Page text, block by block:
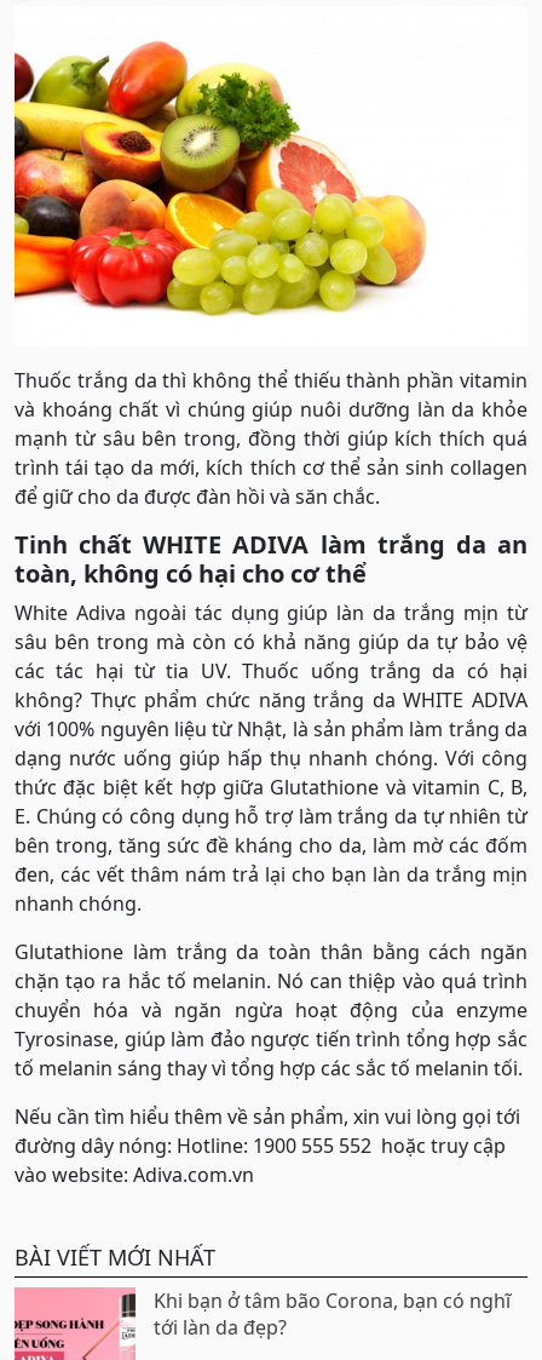
Thuốc trắng da thì không thể thiếu thành phần vitamin
và khoáng chất vì chúng giúp nuôi dưỡng làn da khỏe
mạnh từ sâu bên trong, đồng thời giúp kích thích quá
trình tái tạo da mới, kích thích cơ thể sản sinh collagen
để giữ cho da được đàn hồi và săn chắc.
Tinh chất WHITE ADIVA làm trắng da an
toàn, không có hại cho cơ thể
White Adiva ngoài tác dụng giúp làn da trắng mịn từ
sâu bên trong mà còn có khả năng giúp da tự bảo vệ
các tác hại từ tia UV. Thuốc uống trắng da có hại
không? Thực phẩm chức năng trắng da WHITE ADIVA
với 100% nguyên liệu từ Nhật, là sản phẩm làm trắng da
dạng nước uống giúp hấp thụ nhanh chóng. Với công
thức đặc biệt kết hợp giữa Glutathione và vitamin C, B,
E. Chúng có công dụng hỗ trợ làm trắng da tự nhiên từ
bên trong, tăng sức đề kháng cho da, làm mờ các đốm
đen, các vết thâm nám trả lại cho bạn làn da trắng mịn
nhanh chóng.
Glutathione làm trắng da toàn thân bằng cách ngăn
chặn tạo ra hắc tố melanin. Nó can thiệp vào quá trình
chuyển hóa và ngăn ngừa hoạt động của enzyme
Tyrosinase, giúp làm đảo ngược tiến trình tổng hợp sắc
tố melanin sáng thay vì tổng hợp các sắc tố melanin tối.
Nếu cần tìm hiểu thêm về sản phẩm, xin vui lòng gọi tới
đường dây nóng: Hotline: 1900 555 552 hoặc truy cập
vào website: Adiva.com.vn
BÀI VIẾT MỚI NHẤT
Khi bạn ở tâm bão Corona, bạn có nghĩ
tới làn da đẹp?